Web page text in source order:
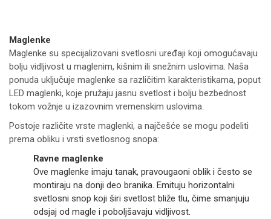
Maglenke
Maglenke su specijalizovani svetlosni uređaji koji omogućavaju
bolju vidljivost u maglenim, kišnim ili snežnim uslovima. Naša
ponuda uključuje maglenke sa različitim karakteristikama, poput
LED maglenki, koje pružaju jasnu svetlost i bolju bezbednost
tokom vožnje u izazovnim vremenskim uslovima.
Postoje različite vrste maglenki, a najčešće se mogu podeliti
prema obliku i vrsti svetlosnog snopa:
Ravne maglenke
Ove maglenke imaju tanak, pravougaoni oblik i često se
montiraju na donji deo branika. Emituju horizontalni
svetlosni snop koji širi svetlost bliže tlu, čime smanjuju
odsjaj od magle i poboljšavaju vidljivost.